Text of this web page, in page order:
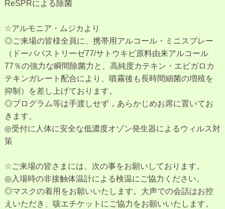
ReSPRによる除菌
☆アルモニア・ムジカより
◎ご来場の皆様全員に、携帯用アルコール・ミニスプレー
（ドーバパストリーゼ77/サトウキビ原料由来アルコール
77％の強力な瞬間除菌力と、高純度カテキン・エピガロカ
テキンガレート配合により、噴霧後も長時間細菌の増殖を
抑制）を差し上げております。
◎プログラム等は手渡しせず，あらかじめお席に置いてお
きます。
◎受付に人体に安全な低濃度オゾン発生器によるウィルス対
策
☆ご来場の皆さまには、次の事をお願いしております。
◎入場時の非接触体温計による検温にご協力ください。
◎マスクの着用をお願いいたします。大声での会話はお控
えいただき、咳エチケットにご協力をお願いいたします。